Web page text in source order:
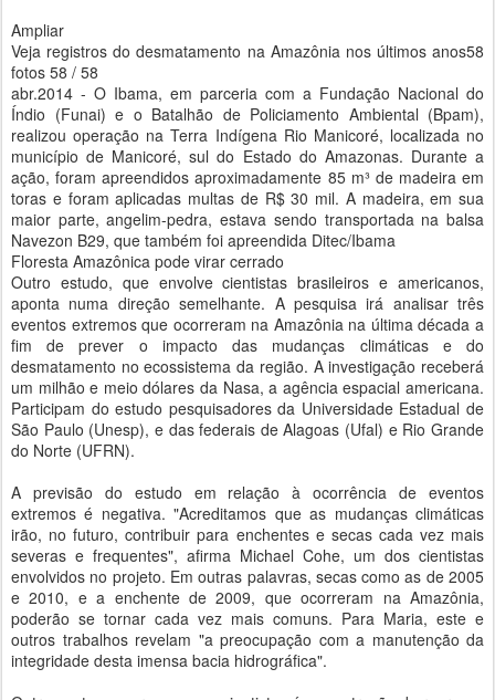
Ampliar
Veja registros do desmatamento na Amazônia nos últimos anos58
fotos 58 / 58
abr.2014 - O Ibama, em parceria com a Fundação Nacional do
Índio (Funai) e o Batalhão de Policiamento Ambiental (Bpam),
realizou operação na Terra Indígena Rio Manicoré, localizada no
município de Manicoré, sul do Estado do Amazonas. Durante a
ação, foram apreendidos aproximadamente 85 m³ de madeira em
toras e foram aplicadas multas de R$ 30 mil. A madeira, em sua
maior parte, angelim-pedra, estava sendo transportada na balsa
Navezon B29, que também foi apreendida Ditec/Ibama
Floresta Amazônica pode virar cerrado
Outro estudo, que envolve cientistas brasileiros e americanos,
aponta numa direção semelhante. A pesquisa irá analisar três
eventos extremos que ocorreram na Amazônia na última década a
fim de prever o impacto das mudanças climáticas e do
desmatamento no ecossistema da região. A investigação receberá
um milhão e meio dólares da Nasa, a agência espacial americana.
Participam do estudo pesquisadores da Universidade Estadual de
São Paulo (Unesp), e das federais de Alagoas (Ufal) e Rio Grande
do Norte (UFRN).
A previsão do estudo em relação à ocorrência de eventos
extremos é negativa. "Acreditamos que as mudanças climáticas
irão, no futuro, contribuir para enchentes e secas cada vez mais
severas e frequentes", afirma Michael Cohe, um dos cientistas
envolvidos no projeto. Em outras palavras, secas como as de 2005
e 2010, e a enchente de 2009, que ocorreram na Amazônia,
poderão se tornar cada vez mais comuns. Para Maria, este e
outros trabalhos revelam "a preocupação com a manutenção da
integridade desta imensa bacia hidrográfica".